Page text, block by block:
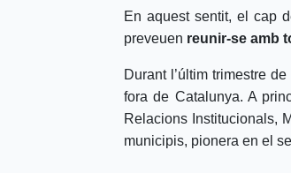
En aquest sentit, el cap
preveuen reunir-se amb
Durant l’últim trimestre
fora de Catalunya. A
Relacions Institucionals,
municipis, pionera en el